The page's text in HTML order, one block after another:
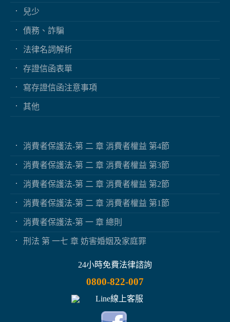
兒少
債務、詐騙
法律名詞解析
存證信函表單
寫存證信函注意事項
其他
消費者保護法-第 二 章 消費者權益 第4節
消費者保護法-第 二 章 消費者權益 第3節
消費者保護法-第 二 章 消費者權益 第2節
消費者保護法-第 二 章 消費者權益 第1節
消費者保護法-第 一 章 總則
刑法 第 一七 章 妨害婚姻及家庭罪
24小時免費法律諮詢
0800-822-007